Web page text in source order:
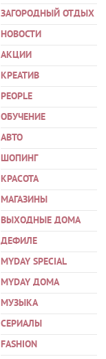
ЗАГОРОДНЫЙ ОТДЫХ
НОВОСТИ
АКЦИИ
КРЕАТИВ
PEOPLE
ОБУЧЕНИЕ
АВТО
ШОПИНГ
КРАСОТА
МАГАЗИНЫ
ВЫХОДНЫЕ ДОМА
ДЕФИЛЕ
MYDAY SPECIAL
MYDAY ДОМА
МУЗЫКА
СЕРИАЛЫ
FASHION